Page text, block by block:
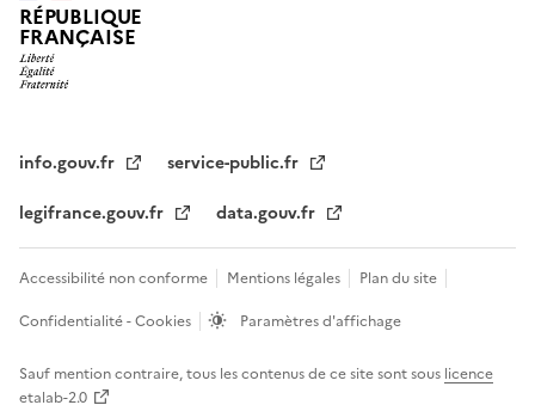
RÉPUBLIQUE
FRANÇAISE
info.gouv.fr
service-public.fr
legifrance.gouv.fr
data.gouv.fr
Accessibilité non conforme Mentions légales
Plan du site
Confidentialité - Cookies
Paramètres d'affichage
Sauf mention contraire, tous les contenus de ce site sont sous licence
etalab-2.0